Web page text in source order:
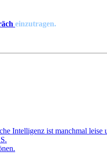
einzutragen.
Intelligenz ist manchmal leise